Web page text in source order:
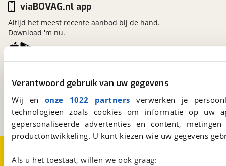
Verantwoord gebruik van uw gegevens
Wij en onze 1022 partners verwerken je
technologieën zoals cookies om informatie op
gepersonaliseerde advertenties en content,
productontwikkeling. U kunt kiezen wie uw gegevens
Als u het toestaat, willen we ook graag:
Kosterijland15
Een initiatief van
BOVAG
viaBOVAG.nl app
Altijd het meest recente aanbod bij de hand.
Download 'm nu.
CookievoorkeurenVacatures